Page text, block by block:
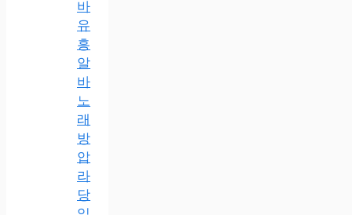
바
유
흥
알
바
노
래
방
압
라
당